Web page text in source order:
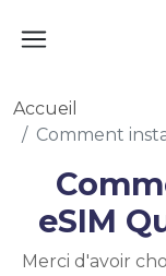
Accueil
Comment
eSIM
Merci d'avoir